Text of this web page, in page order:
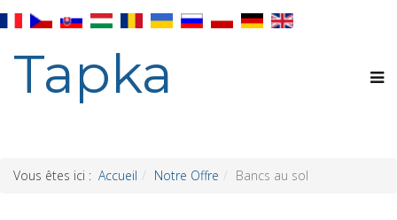
Tapka
Vous êtes ici : Accueil Notre Offre Bancs au sol